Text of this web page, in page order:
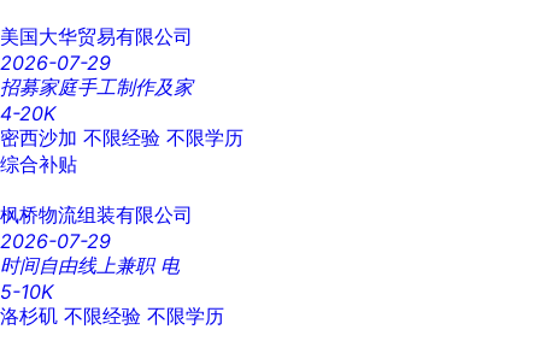
美国大华贸易有限公司
2026-07-29
招募家庭手工制作及家
4-20K
密西沙加 不限经验 不限学历
综合补贴
枫桥物流组装有限公司
2026-07-29
时间自由线上兼职 电
5-10K
洛杉矶 不限经验 不限学历